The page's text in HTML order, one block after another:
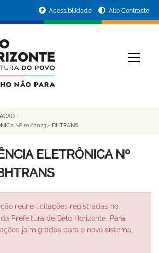
Acessibilidade Alto Contraste
-
Nº 01/2023 - BHTRANS
ELETRÔNICA Nº
reúne licitações registradas no
Prefeitura de Belo Horizonte. Para
já migradas para o novo sistema,